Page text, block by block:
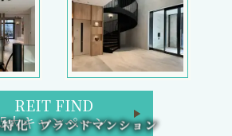
REIT FIND
5大キャンペーン